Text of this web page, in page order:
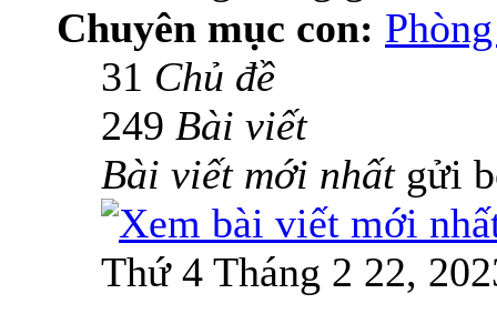
Chuyên mục con:
31 Chủ đề
249 Bài viết
Bài viết mới nhấtgửi
Thứ 4 Tháng 2 22,